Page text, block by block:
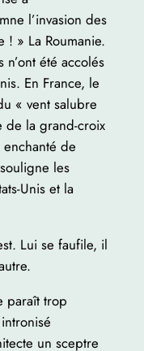
l’invasion des
! » La Roumanie.
été accolés
En France, le
« vent salubre
de la grand-croix
de
les
Unis et la
Lui se faufile, il
paraît trop
un sceptre